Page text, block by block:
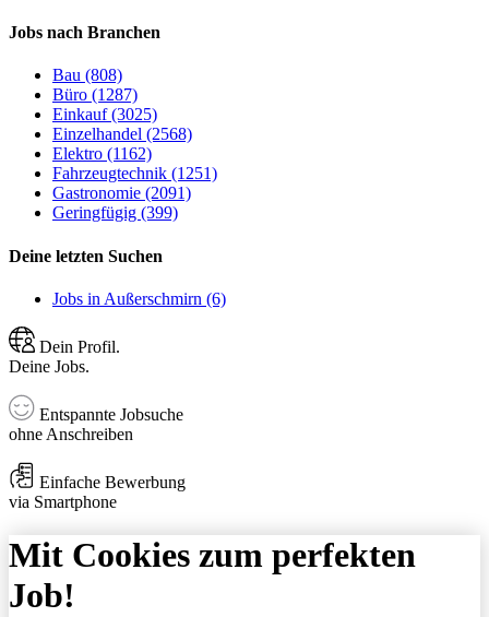
Jobs nach Branchen
Bau (808)
Büro (1287)
Einkauf (3025)
Einzelhandel (2568)
Elektro (1162)
Fahrzeugtechnik (1251)
Gastronomie (2091)
Geringfügig (399)
Deine letzten Suchen
Jobs in Außerschmirn (6)
Dein Profil.
Deine Jobs.
Entspannte Jobsuche
ohne Anschreiben
Einfache Bewerbung
via Smartphone
Mit Cookies zum perfekten
Job!